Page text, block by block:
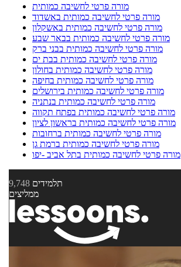
מורה פרטי לחשיבה כמותית
מורה פרטי לחשיבה כמותית באשדוד
מורה פרטי לחשיבה כמותית באשקלון
מורה פרטי לחשיבה כמותית בבאר שבע
מורה פרטי לחשיבה כמותית בבני ברק
מורה פרטי לחשיבה כמותית בבת ים
מורה פרטי לחשיבה כמותית בחולון
מורה פרטי לחשיבה כמותית בחיפה
מורה פרטי לחשיבה כמותית בירושלים
מורה פרטי לחשיבה כמותית בנתניה
מורה פרטי לחשיבה כמותית בפתח תקווה
מורה פרטי לחשיבה כמותית בראשון לציון
מורה פרטי לחשיבה כמותית ברחובות
מורה פרטי לחשיבה כמותית ברמת גן
מורה פרטי לחשיבה כמותית בתל אביב -יפו
9,748 תלמידים
ממליצים